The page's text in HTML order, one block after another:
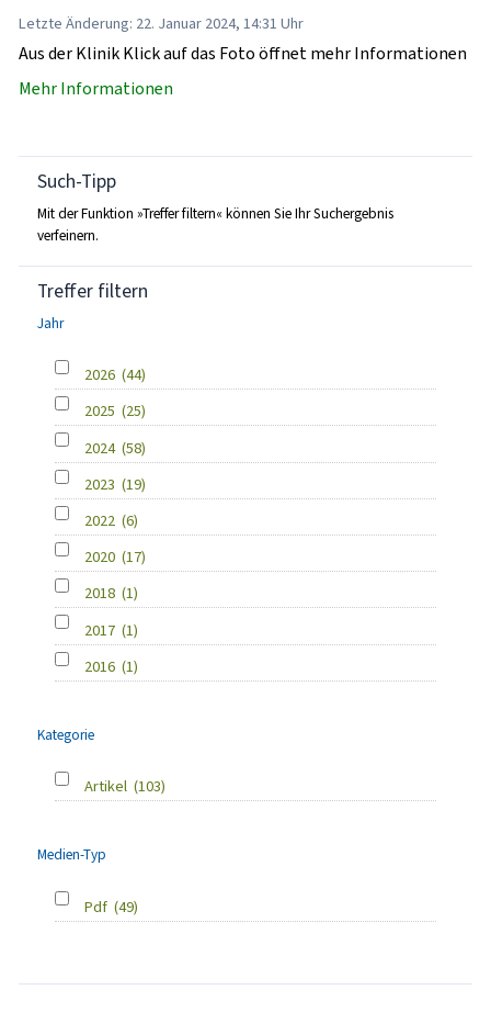
Letzte Änderung: 22. Januar 2024, 14:31 Uhr
Aus der Klinik Klick auf das Foto öffnet mehr Informationen
Mehr Informationen
Such-Tipp
Mit der Funktion »Treffer filtern« können Sie Ihr Suchergebnis
verfeinern.
Treffer filtern
Jahr
2026 (44)
2025 (25)
2024 (58)
2023 (19)
2022 (6)
2020 (17)
2018 (1)
2017 (1)
2016 (1)
Kategorie
Artikel (103)
Medien-Typ
Pdf (49)